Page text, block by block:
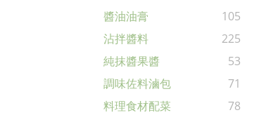
醬油油膏
105
沾拌醬料
225
純抹醬果醬
53
調味佐料滷包
71
料理食材配菜
78